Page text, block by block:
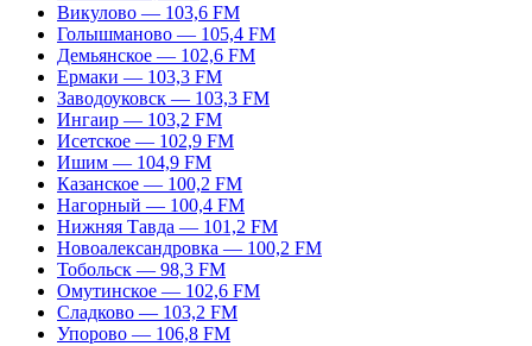
Викулово — 103,6 FM
Голышманово — 105,4 FM
Демьянское — 102,6 FM
Ермаки — 103,3 FM
Заводоуковск — 103,3 FM
Ингаир — 103,2 FM
Исетское — 102,9 FM
Ишим — 104,9 FM
Казанское — 100,2 FM
Нагорный — 100,4 FM
Нижняя Тавда — 101,2 FM
Новоалександровка — 100,2 FM
Тобольск — 98,3 FM
Омутинское — 102,6 FM
Сладково — 103,2 FM
Упорово — 106,8 FM